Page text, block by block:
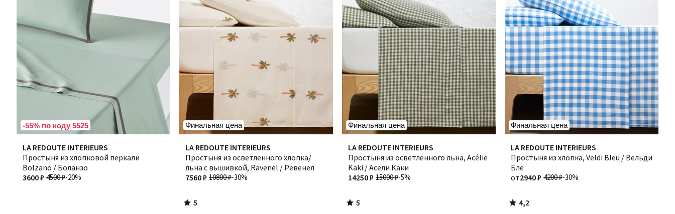
-55% по коду 5525
LA REDOUTE INTERIEURS
Простыня из хлопковой перкали
Bolzano / Боланзо
4500 ₽-20%
3600 ₽
Финальная цена
LA REDOUTE INTERIEURS
Простыня из осветленного хлопка/
льна с вышивкой, Ravenel / Ревенел
10800 ₽-30%
7560 ₽
5
/
5
5
/
Финальная цена
LA REDOUTE INTERIEURS
Простыня из осветленного льна, Acélie
Kaki / Асели Каки
15000 ₽-5%
14250 ₽
5
/
5
5
/
Финальная цена
LA REDOUTE INTERIEURS
Простыня из хлопка, Veldi Bleu / Вельди
Бле
4200 ₽-30%
от2940 ₽
4,2
/ 5
4,2
/